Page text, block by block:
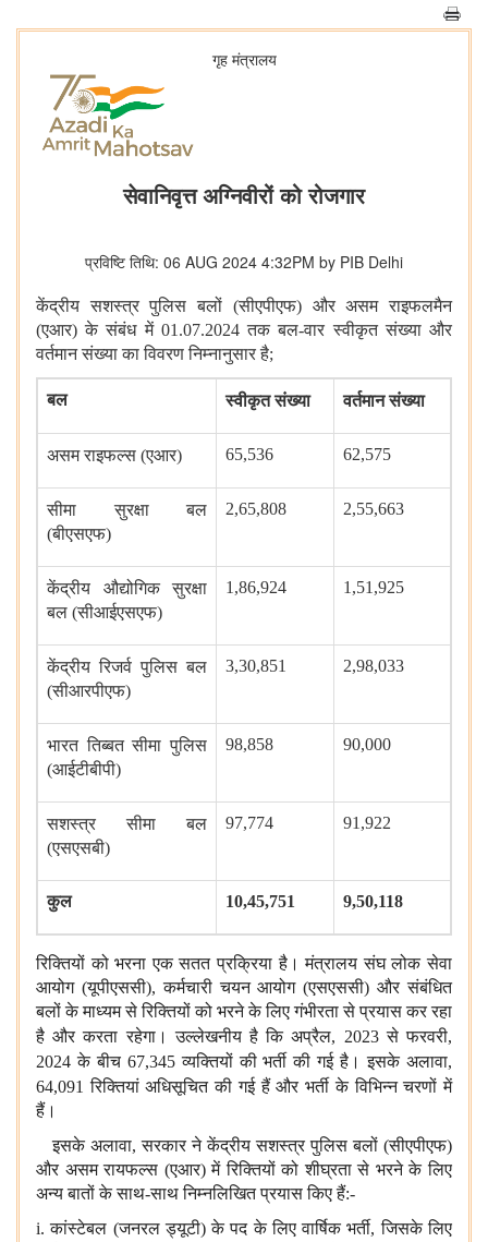
गृह मंत्रालय
सेवानिवृत्त अग्निवीरों को रोजगार
प्रविष्टि तिथि: 06 AUG 2024 4:32PM by PIB Delhi
केंद्रीय सशस्त्र पुलिस बलों (सीएपीएफ) और असम राइफलमैन
(एआर) के संबंध में 01.07.2024तक बल-वार स्वीकृत संख्या और
वर्तमान संख्या का विवरण निम्नानुसार है;
बल स्वीकृत संख्या वर्तमान संख्या
असम राइफल्स (एआर) 65,536 62,575
सीमा सुरक्षा
बल
(बीएसएफ)
2,65,808 2,55,663
केंद्रीय औद्योगिक
सुरक्षा
बल (सीआईएसएफ)
1,86,924 1,51,925
केंद्रीय रिजर्व पुलिस बल
(सीआरपीएफ)
3,30,851 2,98,033
भारत तिब्बत सीमा पुलिस
(आईटीबीपी)
98,858 90,000
सशस्त्र सीमा
बल
(एसएसबी)
97,774 91,922
कुल 10,45,751 9,50,118
रिक्तियों को भरना एक सतत प्रक्रिया है। मंत्रालय संघ लोक सेवा
आयोग (यूपीएससी),कर्मचारी चयन आयोग (एसएससी) और संबंधित
बलों के माध्यम से रिक्तियों को भरने के लिए गंभीरता से प्रयास कर रहा
है और करता रहेगा। उल्लेखनीय है कि अप्रैल, 2023 से फरवरी,
2024 के बीच 67,345 व्यक्तियों की भर्ती की गई है। इसके अलावा,
64,091 रिक्तियां अधिसूचित की गई हैं और भर्ती के विभिन्न चरणों में
हैं।
इसके अलावा,सरकार ने केंद्रीय सशस्त्र पुलिस बलों (सीएपीएफ)
और असम रायफल्स (एआर) में रिक्तियों को शीघ्रता से भरने के लिए
अन्य बातों के साथ-साथ निम्नलिखित प्रयास किए हैं:-
i.कांस्टेबल (जनरल ड्यूटी) के पद के लिए वार्षिक भर्ती,जिसके लिए